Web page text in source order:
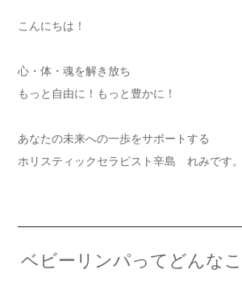
こんにちは！
心・体・魂を解き放ち
もっと自由に！もっと豊かに！
あなたの未来への一歩をサポートする
ホリスティックセラピスト辛島 れみです。
ベビーリンパってどんな